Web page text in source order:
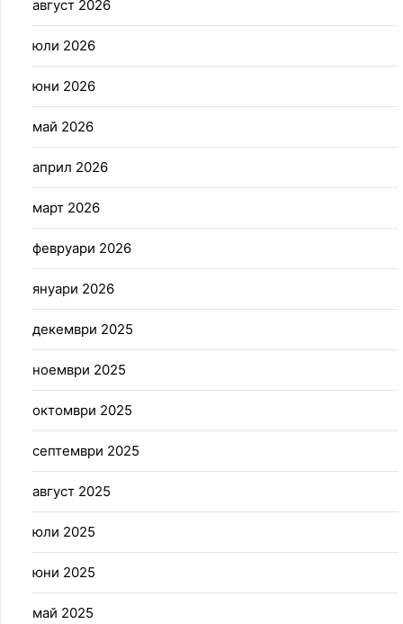
август 2026
юли 2026
юни 2026
май 2026
април 2026
март 2026
февруари 2026
януари 2026
декември 2025
ноември 2025
октомври 2025
септември 2025
август 2025
юли 2025
юни 2025
май 2025